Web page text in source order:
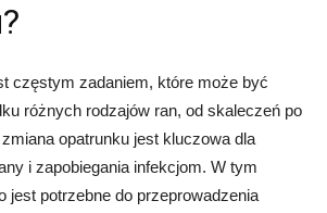
częstym zadaniem, które może być
różnych rodzajów ran, od skaleczeń po
opatrunku jest kluczowa dla
i zapobiegania infekcjom. W tym
jest potrzebne do przeprowadzenia